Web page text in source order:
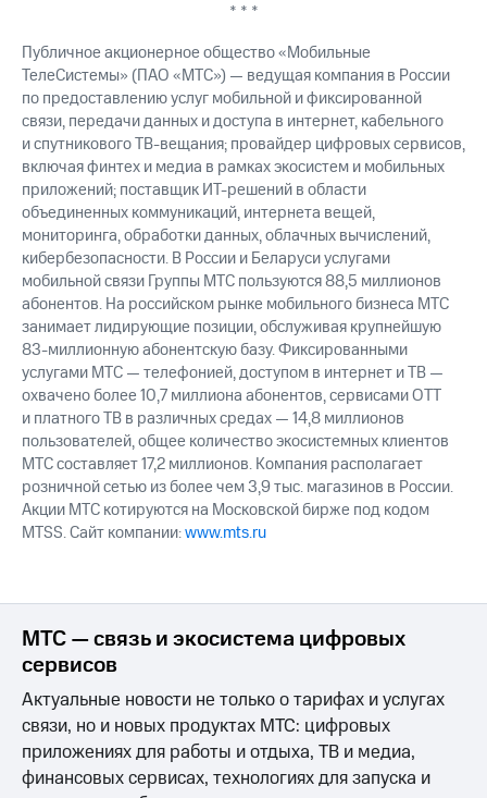
* * *
Публичное акционерное общество «Мобильные
ТелеСистемы» (ПАО «МТС») — ведущая компания в России
по предоставлению услуг мобильной и фиксированной
связи, передачи данных и доступа в интернет, кабельного
и спутникового ТВ-вещания; провайдер цифровых сервисов,
включая финтех и медиа в рамках экосистем и мобильных
приложений; поставщик ИТ-решений в области
объединенных коммуникаций, интернета вещей,
мониторинга, обработки данных, облачных вычислений,
кибербезопасности. В России и Беларуси услугами
мобильной связи Группы МТС пользуются 88,5 миллионов
абонентов. На российском рынке мобильного бизнеса МТС
занимает лидирующие позиции, обслуживая крупнейшую
83-миллионную абонентскую базу. Фиксированными
услугами МТС — телефонией, доступом в интернет и ТВ —
охвачено более 10,7 миллиона абонентов, сервисами OTT
и платного ТВ в различных средах — 14,8 миллионов
пользователей, общее количество экосистемных клиентов
МТС составляет 17,2 миллионов. Компания располагает
розничной сетью из более чем 3,9 тыс. магазинов в России.
Акции МТС котируются на Московской бирже под кодом
MTSS. Сайт компании:www.mts.ru
МТС — связь и экосистема цифровых
сервисов
Актуальные новости не только о тарифах и услугах
связи, но и новых продуктах МТС: цифровых
приложениях для работы и отдыха, ТВ и медиа,
финансовых сервисах, технологиях для запуска и